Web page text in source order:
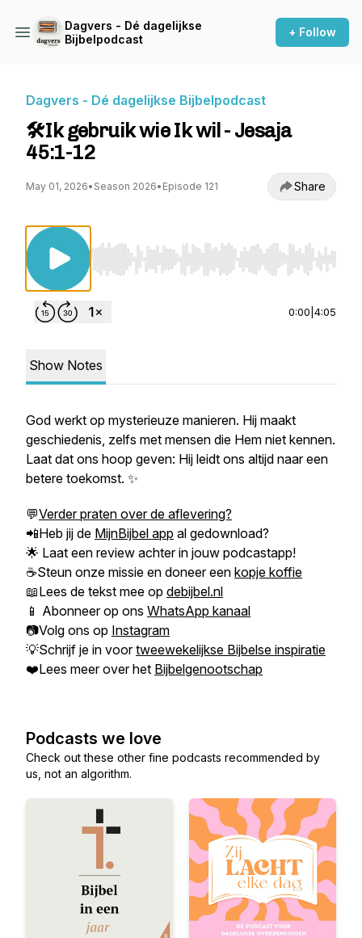
Dagvers - Dé dagelijkse
Bijbelpodcast
+ Follow
Dagvers - Dé dagelijkse Bijbelpodcast
🛠️Ik gebruik wie Ik wil - Jesaja
45:1-12
May 01, 2026• Season 2026• Episode 121 Share
Use Left/Right to seek, Home/End to jump to
0:00 4:05
Show Notes
God werkt op mysterieuze manieren. Hij maakt
geschiedenis, zelfs met mensen die Hem niet kennen.
Laat dat ons hoop geven: Hij leidt ons altijd naar een
betere toekomst. ✨
💬Verder praten over de aflevering?
📲Heb jij de MijnBijbel app al gedownload?
🌟 Laat een review achter in jouw podcastapp!
☕Steun onze missie en doneer een kopje koffie
📖Lees de tekst mee op debijbel.nl
📱 Abonneer op ons WhatsApp kanaal
📷Volg ons op Instagram
💡Schrijf je in voortweewekelijkse Bijbelse inspiratie
❤️Lees meer over het Bijbelgenootschap
Podcasts we love
Check out these other fine podcasts recommended by
us, not an algorithm.